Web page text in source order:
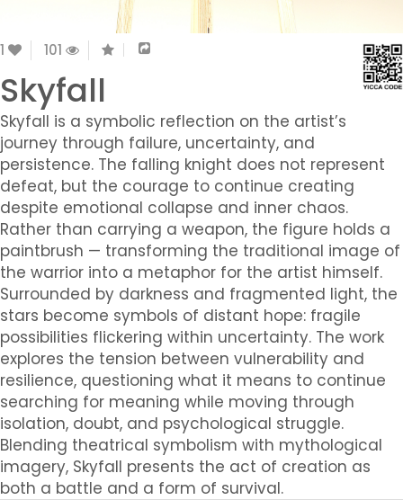
1 101
Skyfall
Skyfall is a symbolic reflection on the artist’s
journey through failure, uncertainty, and
persistence. The falling knight does not represent
defeat, but the courage to continue creating
despite emotional collapse and inner chaos.
Rather than carrying a weapon, the figure holds a
paintbrush — transforming the traditional image of
the warrior into a metaphor for the artist himself.
Surrounded by darkness and fragmented light, the
stars become symbols of distant hope: fragile
possibilities flickering within uncertainty. The work
explores the tension between vulnerability and
resilience, questioning what it means to continue
searching for meaning while moving through
isolation, doubt, and psychological struggle.
Blending theatrical symbolism with mythological
imagery, Skyfall presents the act of creation as
both a battle and a form of survival.